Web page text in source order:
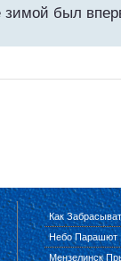
зимой был
Как
Небо Парашют
Мензелинск